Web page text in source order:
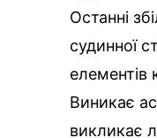
Останні
судинної
елементів
Виникає
викликає